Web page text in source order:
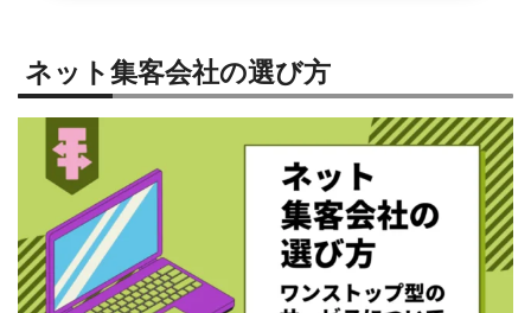
ネット集客会社の選び方